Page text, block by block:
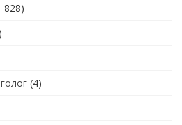
828)
(4)